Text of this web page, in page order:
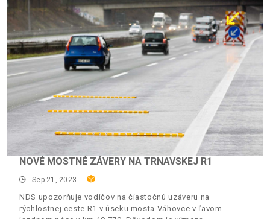
NOVÉ MOSTNÉ ZÁVERY NA TRNAVSKEJ R1
Sep 21, 2023
NDS upozorňuje vodičov na čiastočnú uzáveru na
rýchlostnej ceste R1 v úseku mosta Váhovce v ľavom